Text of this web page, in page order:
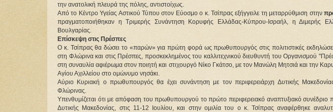
την ανατολική πλευρά της πόλης, αντιστοίχως.
Από το Κέντρο Υγείας Αστικού Τύπου στον Εύοσμο ο κ. Τσίπρας εξήγγειλε τη μεταρρύθμιση στην
πραγματοποιήθηκαν η Τριμερής Συνάντηση Κορυφής Ελλάδας-Κύπρου-Ισραήλ, η Διμερής
Βουλγαρίας.
Επίσκεψη στις Πρέσπες
Ο κ. Τσίπρας θα δώσει το «παρών» για πρώτη φορά ως πρωθυπουργός στις πολιτιστικές
στη Φλώρινα και στις Πρέσπες, προσκεκλημένος του καλλιτεχνικού διευθυντή του Οργανισμού
στη συναυλία αφιέρωμα στον ποιητή και στιχουργό Νίκο Γκάτσο, με τον Μανώλη Μητσιά και την
Αγίου Αχιλλείου στο ομώνυμο νησάκι.
Αύριο Κυριακή ο πρωθυπουργός θα έχει συνάντηση με τον περιφερειάρχη Δυτικής
Φλώρινας.
Υπενθυμίζεται ότι με απόφαση του πρωθυπουργού το πρώτο περιφερειακό αναπτυξιακό συνέδριο
Δυτικής Μακεδονίας, στις 11-12 Ιουλίου, και στην ομιλία του ο κ. Τσίπρας αναφέρθηκε